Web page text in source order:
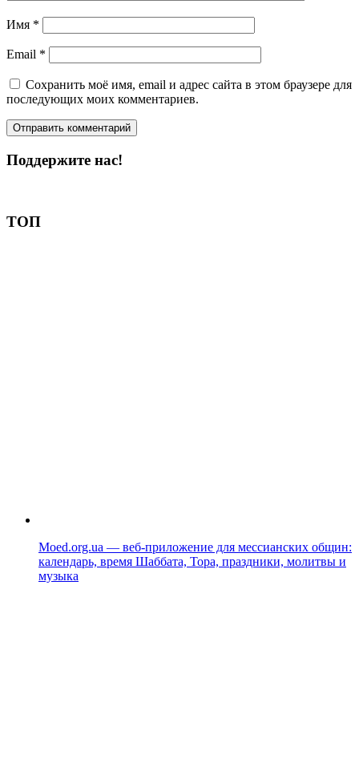
Имя *
Email *
Сохранить моё имя, email и адрес сайта в этом браузере для
последующих моих комментариев.
Поддержите нас!
ТОП
Moed.org.ua — веб-приложение для мессианских общин:
календарь, время Шаббата, Тора, праздники, молитвы и
музыка